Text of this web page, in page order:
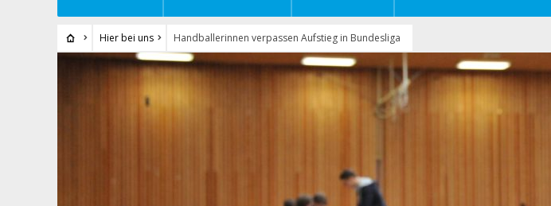
Hier bei uns Handballerinnen verpassen Aufstieg in Bundesliga